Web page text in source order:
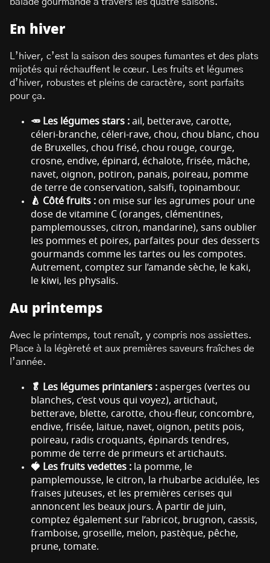
balade gourmande à travers les quatre saisons.
En hiver
L’hiver, c’est la saison des soupes fumantes et des plats
mijotés qui réchauffent le cœur. Les fruits et légumes
d’hiver, robustes et pleins de caractère, sont parfaits
pour ça.
🥕 Les légumes stars : ail, betterave, carotte,
céleri-branche, céleri-rave, chou, chou blanc, chou
de Bruxelles, chou frisé, chou rouge, courge,
crosne, endive, épinard, échalote, frisée, mâche,
navet, oignon, potiron, panais, poireau, pomme
de terre de conservation, salsifi, topinambour.
🍐 Côté fruits : on mise sur les agrumes pour une
dose de vitamine C (oranges, clémentines,
pamplemousses, citron, mandarine), sans oublier
les pommes et poires, parfaites pour des desserts
gourmands comme les tartes ou les compotes.
Autrement, comptez sur l’amande sèche, le kaki,
le kiwi, les physalis.
Au printemps
Avec le printemps, tout renaît, y compris nos assiettes.
Place à la légèreté et aux premières saveurs fraîches de
l’année.
🥬 Les légumes printaniers : asperges (vertes ou
blanches, c’est vous qui voyez), artichaut,
betterave, blette, carotte, chou-fleur, concombre,
endive, frisée, laitue, navet, oignon, petits pois,
poireau, radis croquants, épinards tendres,
pomme de terre de primeurs et artichauts.
🍓 Les fruits vedettes : la pomme, le
pamplemousse, le citron, la rhubarbe acidulée, les
fraises juteuses, et les premières cerises qui
annoncent les beaux jours. À partir de juin,
comptez également sur l’abricot, brugnon, cassis,
framboise, groseille, melon, pastèque, pêche,
prune, tomate.